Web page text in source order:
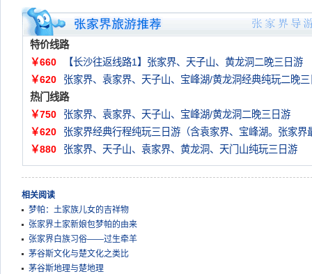
特价线路
￥660
【长沙往返线路1】张家界、天子山、黄龙洞二晚三日游
￥620
张家界、袁家界、天子山、宝峰湖/黄龙洞经典纯玩二晚三
热门线路
￥750
张家界、袁家界、天子山、宝峰湖/黄龙洞二晚三日游
￥620
张家界经典行程纯玩三日游（含袁家界、宝峰湖。张家界
￥880
张家界、天子山、袁家界、黄龙洞、天门山纯玩三日游
相关阅读
梦帕：土家族儿女的吉祥物
张家界土家新娘包梦帕的由来
张家界白族习俗——过生牵羊
茅谷斯文化与楚文化之类比
茅谷斯地理与楚地理